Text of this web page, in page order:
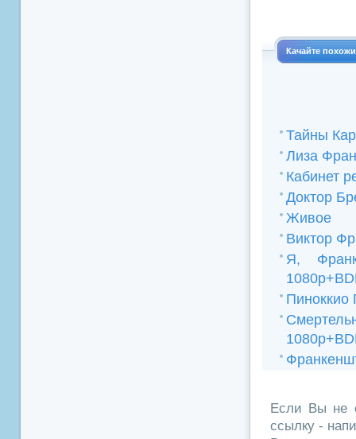
Качайте
Тайны
Лиза
Кабинет
Доктор
Живое
Виктор
Я,
Пиноккио
Если Вы не
ссылку -